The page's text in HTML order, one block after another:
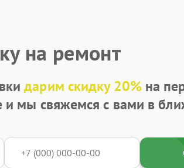
на ремонт
дарим скидку 20%на
и мы свяжемся с вами в